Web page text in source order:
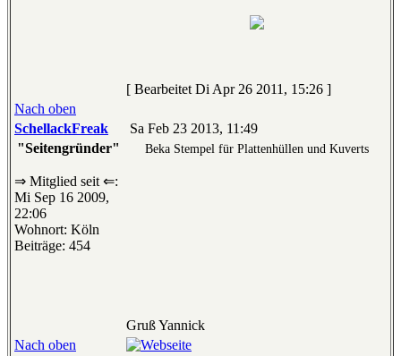
[ Bearbeitet Di Apr 26 2011, 15:26 ]
Nach oben
SchellackFreak
Sa Feb 23 2013, 11:49
"Seitengründer"
⇒ Mitglied seit ⇐:
Mi Sep 16 2009,
22:06
Wohnort: Köln
Beiträge: 454
Beka Stempel für Plattenhüllen und Kuverts
Gruß Yannick
Nach oben